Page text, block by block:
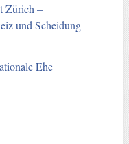
Zürich –
und Scheidung
Ehe